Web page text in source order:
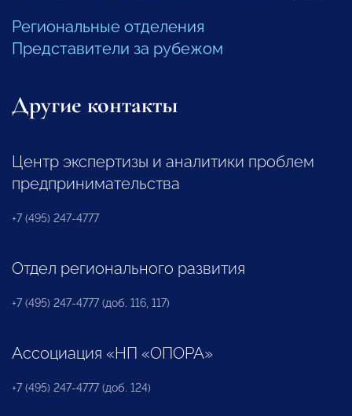
Региональные отделения
Представители за рубежом
Другие контакты
Центр экспертизы и аналитики проблем
предпринимательства
+7 (495) 247-4777
Отдел регионального развития
+7 (495) 247-4777 (доб. 116, 117)
Ассоциация «НП «ОПОРА»
+7 (495) 247-4777 (доб. 124)